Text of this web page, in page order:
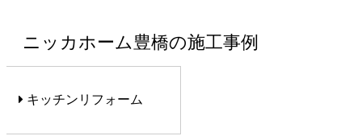
ニッカホーム豊橋の施工事例
キッチンリフォーム